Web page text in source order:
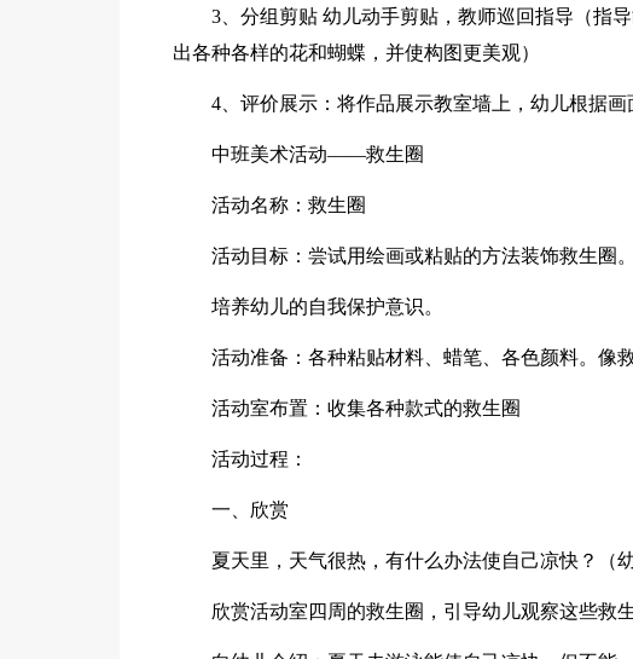
3、分组剪贴 幼儿动手剪贴，教师巡回指导（指
出各种各样的花和蝴蝶，并使构图更美观）
4、评价展示：将作品展示教室墙上，幼儿根据画
中班美术活动——救生圈
活动名称：救生圈
活动目标：尝试用绘画或粘贴的方法装饰救生圈。
培养幼儿的自我保护意识。
活动准备：各种粘贴材料、蜡笔、各色颜料。像
活动室布置：收集各种款式的救生圈
活动过程：
一、欣赏
夏天里，天气很热，有什么办法使自己凉快？（
欣赏活动室四周的救生圈，引导幼儿观察这些救